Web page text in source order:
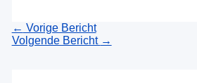
← Vorige Bericht
Volgende Bericht →